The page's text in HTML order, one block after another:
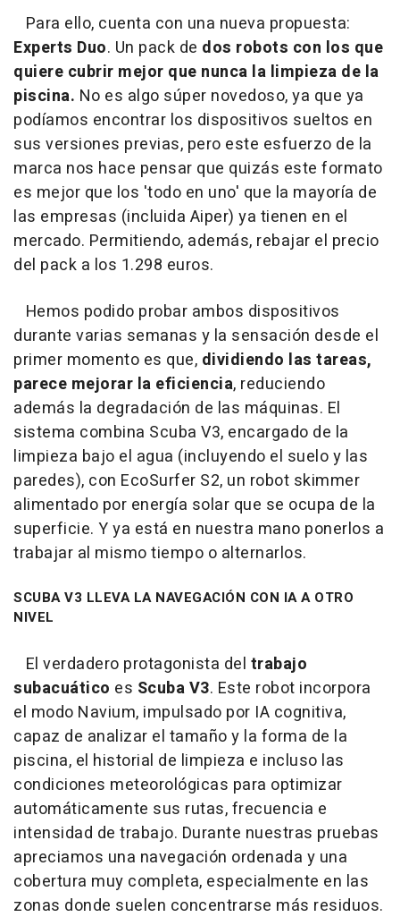
Para ello, cuenta con una nueva propuesta:
Experts Duo. Un pack de dos robots con los que
quiere cubrir mejor que nunca la limpieza de la
piscina. No es algo súper novedoso, ya que ya
podíamos encontrar los dispositivos sueltos en
sus versiones previas, pero este esfuerzo de la
marca nos hace pensar que quizás este formato
es mejor que los 'todo en uno' que la mayoría de
las empresas (incluida Aiper) ya tienen en el
mercado. Permitiendo, además, rebajar el precio
del pack a los 1.298 euros.
Hemos podido probar ambos dispositivos
durante varias semanas y la sensación desde el
primer momento es que, dividiendo las tareas,
parece mejorar la eficiencia, reduciendo
además la degradación de las máquinas. El
sistema combina Scuba V3, encargado de la
limpieza bajo el agua (incluyendo el suelo y las
paredes), con EcoSurfer S2, un robot skimmer
alimentado por energía solar que se ocupa de la
superficie. Y ya está en nuestra mano ponerlos a
trabajar al mismo tiempo o alternarlos.
SCUBA V3 LLEVA LA NAVEGACIÓN CON IA A OTRO
NIVEL
El verdadero protagonista del trabajo
subacuático es Scuba V3. Este robot incorpora
el modo Navium, impulsado por IA cognitiva,
capaz de analizar el tamaño y la forma de la
piscina, el historial de limpieza e incluso las
condiciones meteorológicas para optimizar
automáticamente sus rutas, frecuencia e
intensidad de trabajo. Durante nuestras pruebas
apreciamos una navegación ordenada y una
cobertura muy completa, especialmente en las
zonas donde suelen concentrarse más residuos.